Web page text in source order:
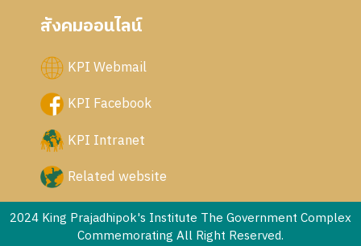
สังคมออนไลน์
KPI Webmail
KPI Facebook
KPI Intranet
Related website
2024 King Prajadhipok's Institute The Government Complex
Commemorating All Right Reserved.